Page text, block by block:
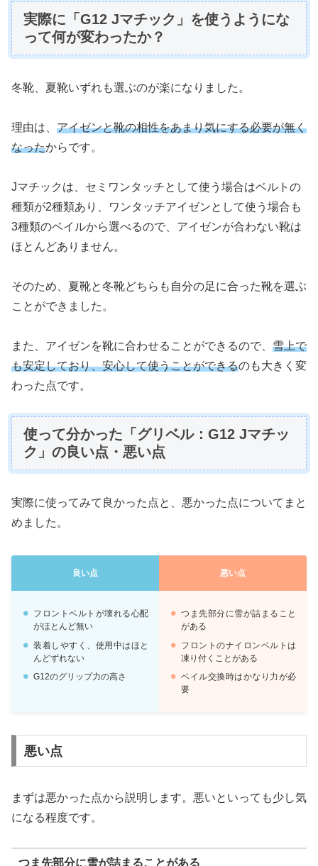
実際に「G12 Jマチック」を使うようにな
って何が変わったか？
冬靴、夏靴いずれも選ぶのが楽になりました。
理由は、 アイゼンと靴の相性をあまり気にする必要が無く
なったからです。
Jマチックは、セミワンタッチとして使う場合はベルトの
種類が2種類あり、ワンタッチアイゼンとして使う場合も
3種類のベイルから選べるので、アイゼンが合わない靴は
ほとんどありません。
そのため、夏靴と冬靴どちらも自分の足に合った靴を選ぶ
ことができました。
また、アイゼンを靴に合わせることができるので、 雪上で
も安定しており、安心して使うことができるのも大きく変
わった点です。
使って分かった「グリベル：G12 Jマチッ
ク」の良い点・悪い点
実際に使ってみて良かった点と、悪かった点についてまと
めました。
良い点 悪い点
フロントベルトが壊れる心配
がほとんど無い
装着しやすく、使用中はほと
んどずれない
G12のグリップ力の高さ
つま先部分に雪が詰まること
がある
フロントのナイロンベルトは
凍り付くことがある
ベイル交換時はかなり力が必
要
悪い点
まずは悪かった点から説明します。悪いといっても少し気
になる程度です。
つま先部分に雪が詰まることがある